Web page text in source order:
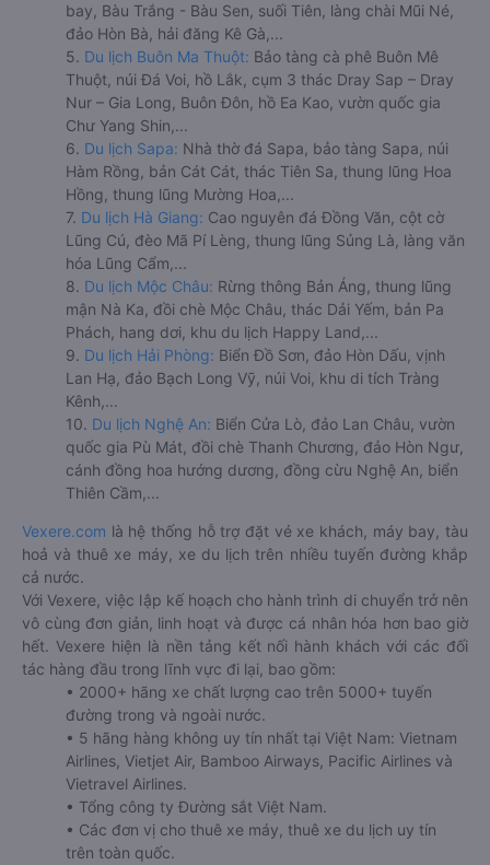
bay, Bàu Trắng - Bàu Sen, suối Tiên, làng chài Mũi Né,
đảo Hòn Bà, hải đăng Kê Gà,...
5. Du lịch Buôn Ma Thuột: Bảo tàng cà phê Buôn Mê
Thuột, núi Đá Voi, hồ Lắk, cụm 3 thác Dray Sap – Dray
Nur – Gia Long, Buôn Đôn, hồ Ea Kao, vườn quốc gia
Chư Yang Shin,...
6. Du lịch Sapa: Nhà thờ đá Sapa, bảo tàng Sapa, núi
Hàm Rồng, bản Cát Cát, thác Tiên Sa, thung lũng Hoa
Hồng, thung lũng Mường Hoa,...
7. Du lịch Hà Giang: Cao nguyên đá Đồng Văn, cột cờ
Lũng Cú, đèo Mã Pí Lèng, thung lũng Sủng Là, làng văn
hóa Lũng Cẩm,...
8. Du lịch Mộc Châu: Rừng thông Bản Áng, thung lũng
mận Nà Ka, đồi chè Mộc Châu, thác Dải Yếm, bản Pa
Phách, hang dơi, khu du lịch Happy Land,...
9. Du lịch Hải Phòng: Biển Đồ Sơn, đảo Hòn Dấu, vịnh
Lan Hạ, đảo Bạch Long Vỹ, núi Voi, khu di tích Tràng
Kênh,...
10. Du lịch Nghệ An: Biển Cửa Lò, đảo Lan Châu, vườn
quốc gia Pù Mát, đồi chè Thanh Chương, đảo Hòn Ngư,
cánh đồng hoa hướng dương, đồng cừu Nghệ An, biển
Thiên Cầm,...
Vexere.com là hệ thống hỗ trợ đặt vé xe khách, máy bay, tàu
hoả và thuê xe máy, xe du lịch trên nhiều tuyến đường khắp
cả nước.
Với Vexere, việc lập kế hoạch cho hành trình di chuyển trở nên
vô cùng đơn giản, linh hoạt và được cá nhân hóa hơn bao giờ
hết. Vexere hiện là nền tảng kết nối hành khách với các đối
tác hàng đầu trong lĩnh vực đi lại, bao gồm:
• 2000+ hãng xe chất lượng cao trên 5000+ tuyến
đường trong và ngoài nước.
• 5 hãng hàng không uy tín nhất tại Việt Nam: Vietnam
Airlines, Vietjet Air, Bamboo Airways, Pacific Airlines và
Vietravel Airlines.
• Tổng công ty Đường sắt Việt Nam.
• Các đơn vị cho thuê xe máy, thuê xe du lịch uy tín
trên toàn quốc.